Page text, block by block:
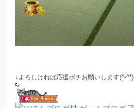
↓よろしければ応援ポチお願いします(^-^*)